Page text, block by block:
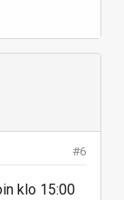
#6
klo 15:00